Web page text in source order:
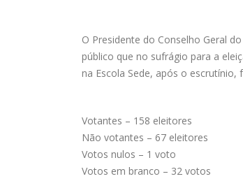
O Presidente do Conselho Geral
público que no sufrágio para a
na Escola Sede, após o
Votantes – 158 eleitores
Não votantes – 67 eleitores
Votos nulos – 1 voto
Votos em branco – 32 votos